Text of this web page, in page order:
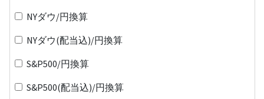
NYダウ/円換算
NYダウ(配当込)/円換算
S&P500/円換算
S&P500(配当込)/円換算